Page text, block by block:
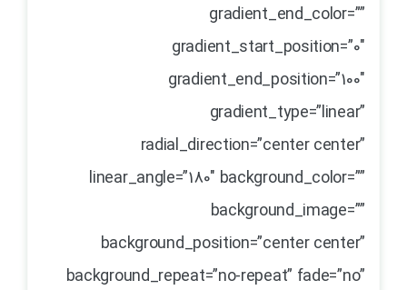
gradient_end_color=””
gradient_start_position=”0″
gradient_end_position=”100″
gradient_type=”linear”
radial_direction=”center center”
linear_angle=”180″ background_color=””
background_image=””
background_position=”center center”
background_repeat=”no-repeat” fade=”no”